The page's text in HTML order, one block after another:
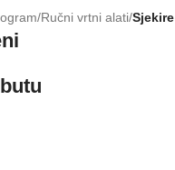
/Ručni vrtni alati/Sjekire